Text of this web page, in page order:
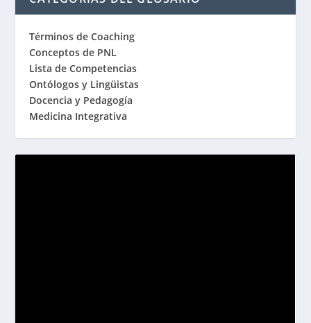
Términos de Coaching
Conceptos de PNL
Lista de Competencias
Ontólogos y Lingüistas
Docencia y Pedagogía
Medicina Integrativa